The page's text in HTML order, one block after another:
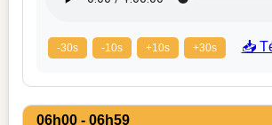
-30s -10s +10s +30s 📥
06h00 - 06h59